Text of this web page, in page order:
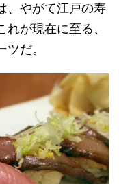
、やがて江戸の寿
が現在に至る、
だ。